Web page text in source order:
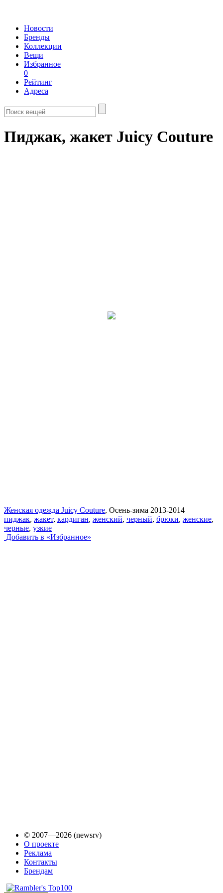
Новости
Бренды
Коллекции
Вещи
Избранное
0
Рейтинг
Адреса
Пиджак, жакет Juicy Couture
Женская одежда Juicy Couture, Осень-зима 2013-2014
пиджак, жакет, кардиган, женский, черный, брюки, женские,
черные, узкие
Добавить в «Избранное»
© 2007—2026 (newsrv)
О проекте
Реклама
Контакты
Брендам